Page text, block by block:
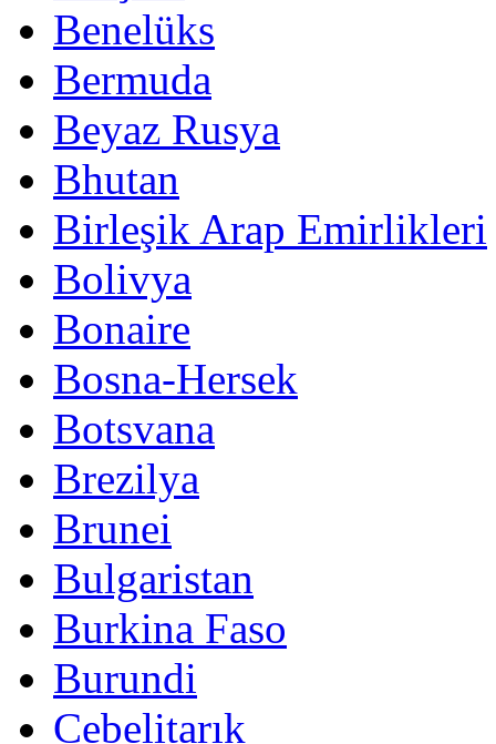
Benelüks
Bermuda
Beyaz Rusya
Bhutan
Birleşik Arap Emirlikleri
Bolivya
Bonaire
Bosna-Hersek
Botsvana
Brezilya
Brunei
Bulgaristan
Burkina Faso
Burundi
Cebelitarık